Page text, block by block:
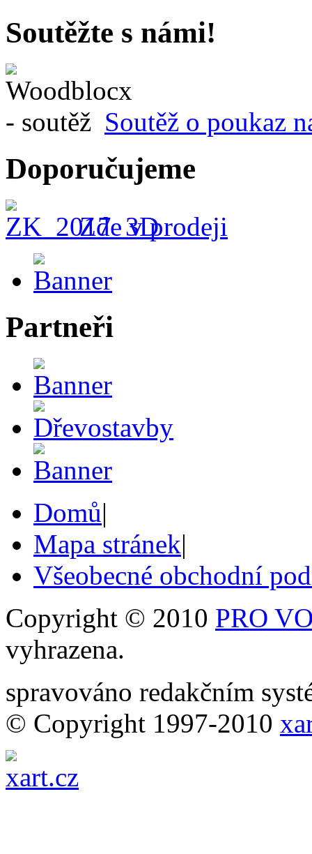
Soutěžte s námi!
Soutěž o poukaz
Doporučujeme
Zde v prodeji
Partneři
Domů|
Mapa stránek|
Všeobecné obchodní
Copyright © 2010 PRO
vyhrazena.
spravováno redakčním
© Copyright 1997-2010